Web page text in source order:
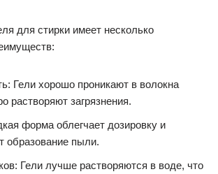
для стирки имеет несколько
Гели хорошо проникают в волокна
растворяют загрязнения.
форма облегчает дозировку и
образование пыли.
Гели лучше растворяются в воде, что